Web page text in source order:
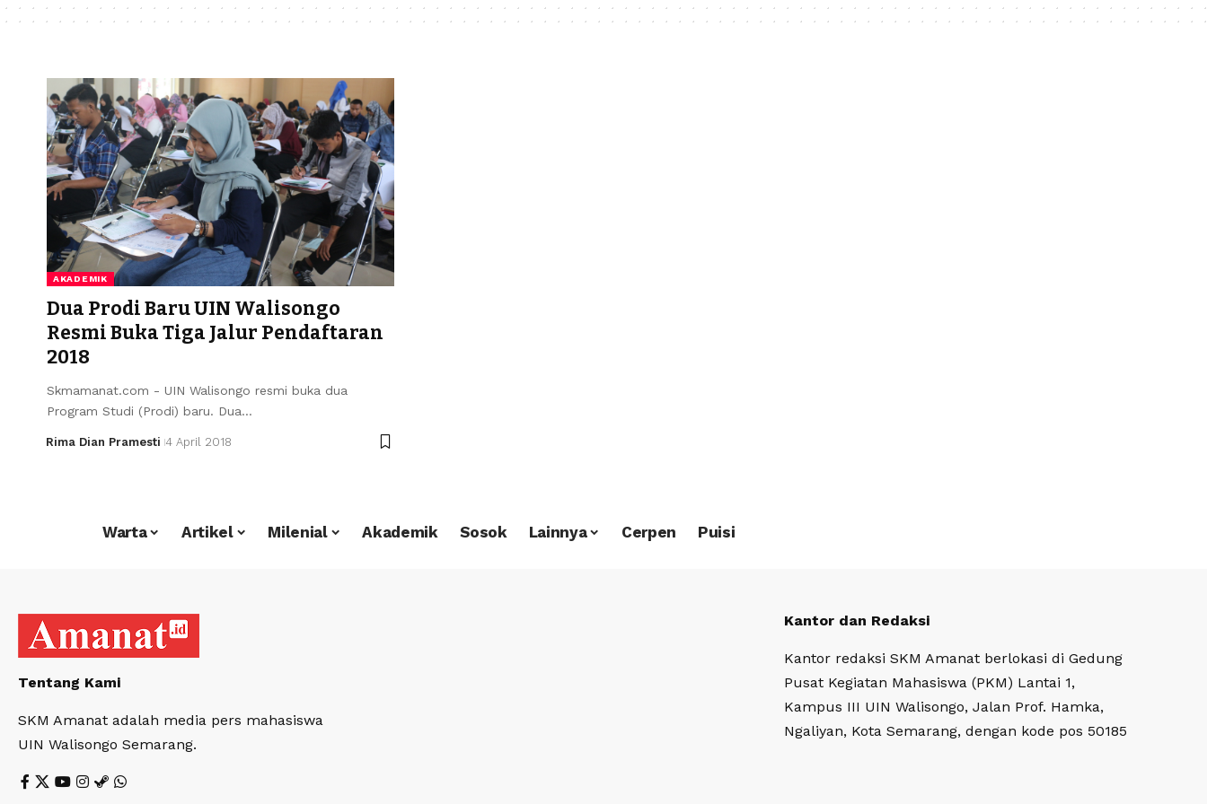
AKADEMIK
Dua Prodi Baru UIN Walisongo
Resmi Buka Tiga Jalur Pendaftaran
2018
Skmamanat.com - UIN Walisongo resmi buka dua
Program Studi (Prodi) baru. Dua…
Rima Dian Pramesti 4 April 2018
Warta Artikel Milenial Akademik Sosok Lainnya Cerpen Puisi
Tentang Kami
SKM Amanat adalah media pers mahasiswa
UIN Walisongo Semarang.
Kantor dan Redaksi
Kantor redaksi SKM Amanat berlokasi di Gedung
Pusat Kegiatan Mahasiswa (PKM) Lantai 1,
Kampus III UIN Walisongo, Jalan Prof. Hamka,
Ngaliyan, Kota Semarang, dengan kode pos 50185